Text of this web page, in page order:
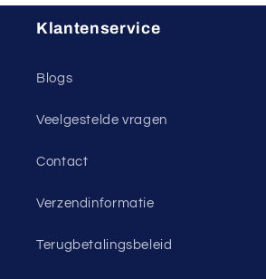
Klantenservice
Blogs
Veelgestelde vragen
Contact
Verzendinformatie
Terugbetalingsbeleid